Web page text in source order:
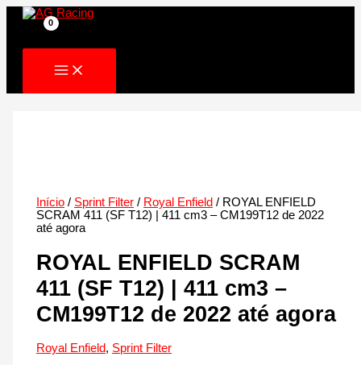
Skip
Início / Sprint Filter / Royal Enfield / ROYAL ENFIELD
SCRAM 411 (SF T12) | 411 cm3 – CM199T12 de 2022
até agora
ROYAL ENFIELD SCRAM
411 (SF T12) | 411 cm3 –
CM199T12 de 2022 até agora
Royal Enfield, Sprint Filter